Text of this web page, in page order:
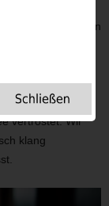
um ihren
für uns, ein
wurden wir
an ein
mit
vertröstet. Wir
klang